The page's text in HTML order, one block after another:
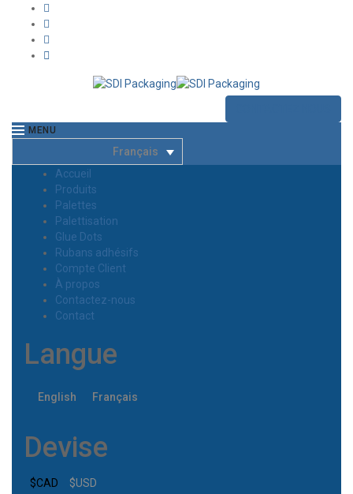
MENU
Français
Accueil
Produits
Palettes
Palettisation
Glue Dots
Rubans adhésifs
Compte Client
À propos
Contactez-nous
Contact
Langue
English Français
Devise
$CAD $USD